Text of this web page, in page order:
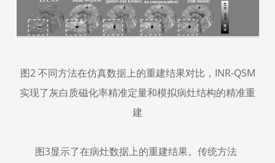
图2不同方法在仿真数据上的重建结果对比， INR-QSM
实现了灰白质磁化率精准定量和模拟病灶结构的精准重
建
图3显示了在病灶数据上的重建结果。传统方法